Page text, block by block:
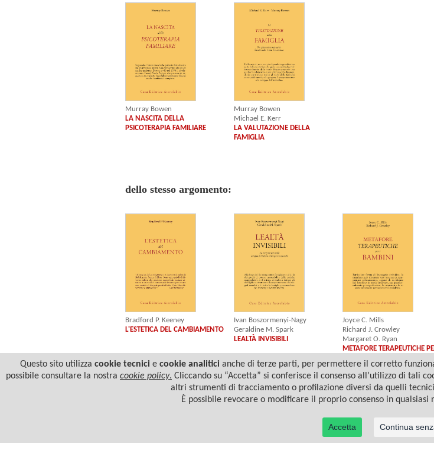
Murray Bowen
LA NASCITA DELLA
PSICOTERAPIA FAMILIARE
Murray Bowen
Michael E. Kerr
LA VALUTAZIONE DELLA
FAMIGLIA
dello stesso argomento:
Bradford P. Keeney
L'ESTETICA DEL CAMBIAMENTO
Ivan Boszormenyi-Nagy
Geraldine M. Spark
LEALTÀ INVISIBILI
Joyce C. Mills
Richard J. Crowley
Margaret O. Ryan
METAFORE TERAPEUTICHE
© 2022 Casa Editrice Astrolabio - Ubaldini Editore S.r.l. - P.IVA
Questo sito utilizza cookie tecnicie cookie analiticianche di terze parti, per permettere il corretto
possibile consultare la nostra cookie policy. Cliccando su “Accetta” si conferisce il consenso all’utilizzo di tali
altri strumenti di tracciamento o profilazione diversi da quelli
È possibile revocare o modificare il proprio consenso in
Accetta Continua